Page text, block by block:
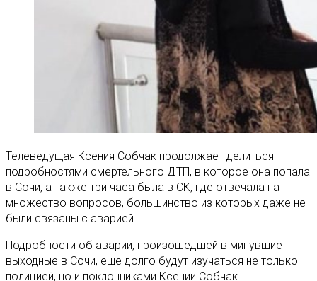
Телеведущая Ксения Собчак продолжает делиться
подробностями смертельного ДТП, в которое она попала
в Сочи, а также три часа была в СК, где отвечала на
множество вопросов, большинство из которых даже не
были связаны с аварией.
Подробности об аварии, произошедшей в минувшие
выходные в Сочи, еще долго будут изучаться не только
полицией, но и поклонниками Ксении Собчак.